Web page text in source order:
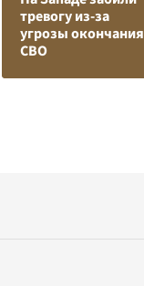
тревогу из-за
угрозы окончания
СВО